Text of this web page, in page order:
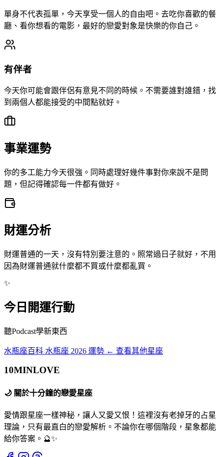
單身不代表孤單，今天享受一個人的自由吧。去吃你喜歡的餐
廳、看你想看的電影，最好的戀愛對象是快樂的你自己。
有伴者
今天你可能會跟伴侶有意見不同的時候。不需要誰對誰錯，找
到兩個人都能接受的中間點就好。
事業運勢
你的多工能力今天很強。同時處理好幾件事對你來說不是問
題，但記得確認每一件都有做好。
財運分析
財運普通的一天，沒有特別要注意的。照常過日子就好，不用
因為財運普通就什麼都不買或什麼都亂買。
✨
今日開運行動
聽Podcast學新東西
水瓶座百科 水瓶座 2026 運勢 ← 查看其他星座
10MINLOVE
🌙 關於十分鐘的戀愛星座
愛情跟星座一樣神秘，讓人又愛又恨！這裡沒有老掉牙的占星
理論，只有最直白的戀愛解析。不論你在哪個階段，星象都能
給你答案。🔮✨